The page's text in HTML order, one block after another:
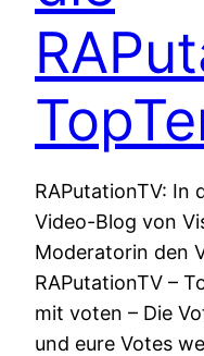
RAPutationTV: In
Video-Blog von
Moderatorin den
RAPutationTV –
mit voten – Die
und eure Votes